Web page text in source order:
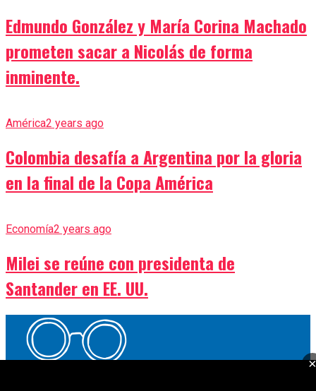
Edmundo González y María Corina Machado
prometen sacar a Nicolás de forma
inminente.
América2 years ago
Colombia desafía a Argentina por la gloria
en la final de la Copa América
Economía2 years ago
Milei se reúne con presidenta de
Santander en EE. UU.
×